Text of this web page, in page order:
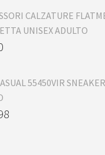
CALZATURE
UNISEX ADULTO
55450VIR